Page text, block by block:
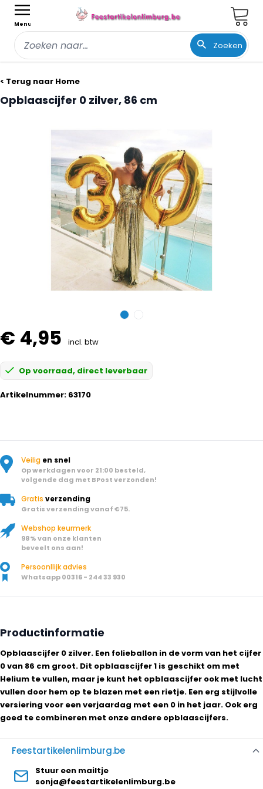
Menu
Zoeken
< Terug naar Home
Opblaascijfer 0 zilver, 86 cm
€ 4,95 incl. btw
Op voorraad, direct leverbaar
Artikelnummer: 63170
Veilig en snel
Op werkdagen voor 21:00 besteld,
volgende dag met BPost verzonden!
Gratis verzending
Gratis verzending vanaf €75.
Webshop keurmerk
98% van onze klanten
beveelt ons aan!
Persoonllijk advies
Whatsapp 00316 - 244 33 930
Productinformatie
Opblaascijfer 0 zilver. Een folieballon in de vorm van het cijfer
0 van 86 cm groot. Dit opblaascijfer 1 is geschikt om met
Helium te vullen, maar je kunt het opblaascijfer ook met lucht
vullen door hem op te blazen met een rietje. Een erg stijlvolle
versiering voor een verjaardag met een 0 in het jaar. Ook erg
goed te combineren met onze andere opblaascijfers.
Feestartikelenlimburg.be
Stuur een mailtje
sonja@feestartikelenlimburg.be